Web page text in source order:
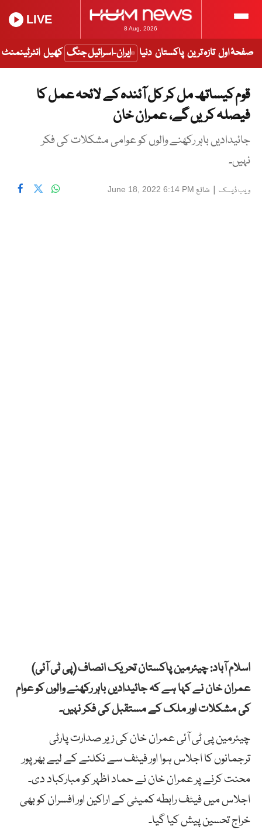
8 Aug, 2026
LIVE
صفحۂ اول تازہ ترین پاکستان دنیا ایران-اسرائیل جنگ کھیل انٹرٹینمنٹ
قوم کیساتھ مل کر کل آئندہ کے لائحہ عمل کا
فیصلہ کریں گے، عمران خان
جائیدادیں باہر رکھنے والوں کو عوامی مشکلات کی فکر
نہیں۔
ویب ڈیسک | شائع June 18, 2022 6:14 PM
اسلام آباد: چیئرمین پاکستان تحریک انصاف (پی ٹی آئی)
عمران خان نے کہا ہے کہ جائیدادیں باہر رکھنے والوں کو عوام
کی مشکلات اور ملک کے مستقبل کی فکر نہیں۔
چیئرمین پی ٹی آئی عمران خان کی زیر صدارت پارٹی
ترجمانوں کا اجلاس ہوا اور فیٹف سے نکلنے کے لیے بھرپور
محنت کرنے پر عمران خان نے حماد اظہر کو مبارکباد دی۔
اجلاس میں فیٹف رابطہ کمیٹی کے اراکین اور افسران کو بھی
خراج تحسین پیش کیا گیا۔